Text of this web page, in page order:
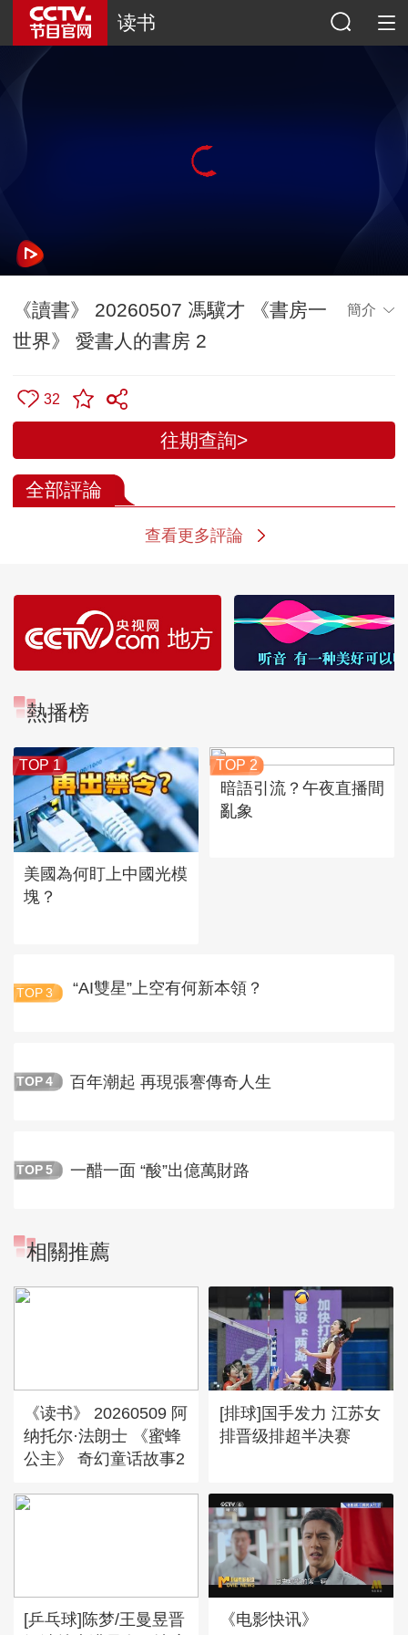
读书
《讀書》 20260507 馮驥才 《書房一
世界》 愛書人的書房 2
簡介
32
往期查詢>
全部評論
查看更多評論
熱播榜
TOP 1
美國為何盯上中國光模
塊？
TOP 2
暗語引流？午夜直播間
亂象
TOP 3 “AI雙星”上空有何新本領？
TOP 4 百年潮起 再現張謇傳奇人生
TOP 5 一醋一面 “酸”出億萬財路
相關推薦
《读书》 20260509 阿
纳托尔·法朗士 《蜜蜂
公主》 奇幻童话故事2
[排球]国手发力 江苏女
排晋级排超半决赛
[乒乓球]陈梦/王曼昱晋
《电影快讯》